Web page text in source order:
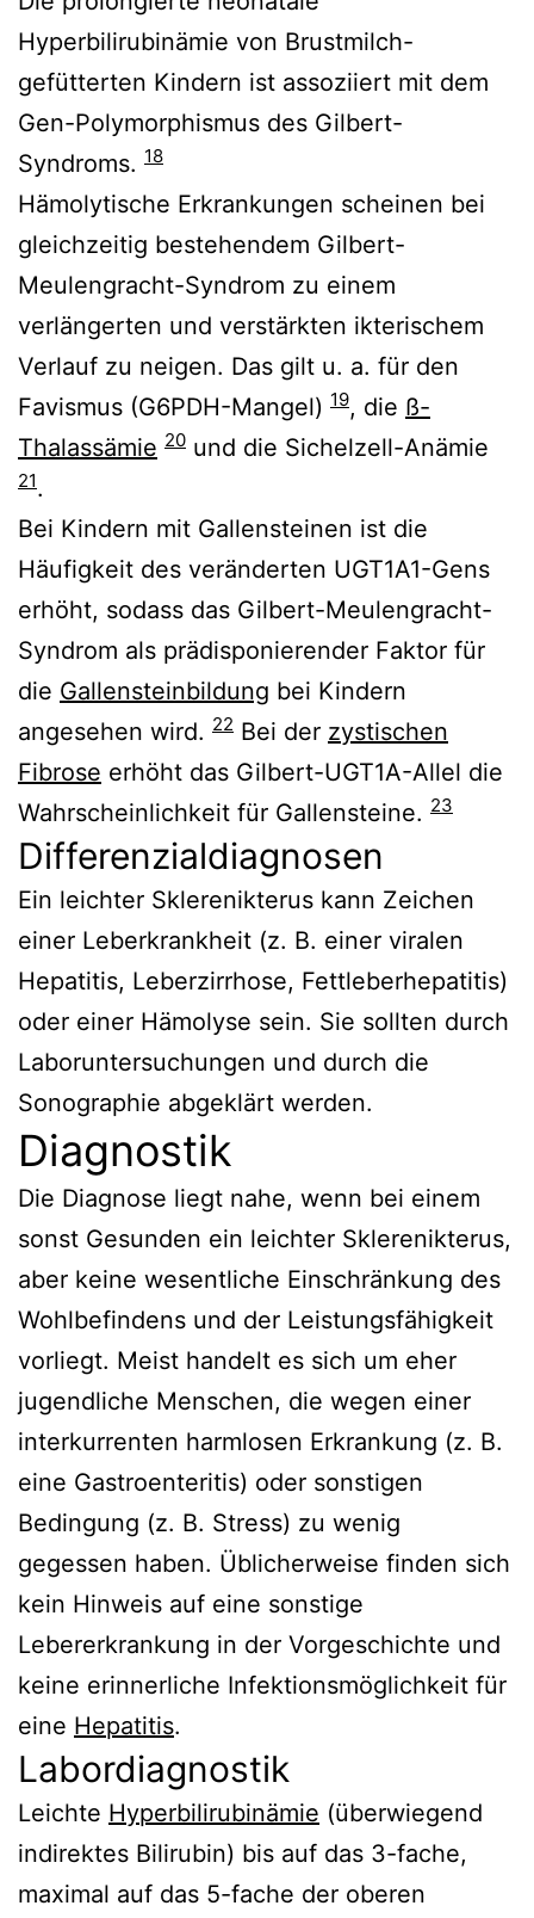
Hyperbilirubinämie von Brustmilch-
gefütterten Kindern ist assoziiert mit dem
Gen-Polymorphismus des Gilbert-
Syndroms. 18
Hämolytische Erkrankungen scheinen bei
gleichzeitig bestehendem Gilbert-
Meulengracht-Syndrom zu einem
verlängerten und verstärkten ikterischem
Verlauf zu neigen. Das gilt u. a. für den
Favismus (G6PDH-Mangel) 19, die ß-
Thalassämie 20 und die Sichelzell-Anämie
21.
Bei Kindern mit Gallensteinen ist die
Häufigkeit des veränderten UGT1A1-Gens
erhöht, sodass das Gilbert-Meulengracht-
Syndrom als prädisponierender Faktor für
die Gallensteinbildung bei Kindern
angesehen wird. 22 Bei der zystischen
Fibrose erhöht das Gilbert-UGT1A-Allel die
Wahrscheinlichkeit für Gallensteine. 23
Differenzialdiagnosen
Ein leichter Sklerenikterus kann Zeichen
einer Leberkrankheit (z. B. einer viralen
Hepatitis, Leberzirrhose, Fettleberhepatitis)
oder einer Hämolyse sein. Sie sollten durch
Laboruntersuchungen und durch die
Sonographie abgeklärt werden.
Diagnostik
Die Diagnose liegt nahe, wenn bei einem
sonst Gesunden ein leichter Sklerenikterus,
aber keine wesentliche Einschränkung des
Wohlbefindens und der Leistungsfähigkeit
vorliegt. Meist handelt es sich um eher
jugendliche Menschen, die wegen einer
interkurrenten harmlosen Erkrankung (z. B.
eine Gastroenteritis) oder sonstigen
Bedingung (z. B. Stress) zu wenig
gegessen haben. Üblicherweise finden sich
kein Hinweis auf eine sonstige
Lebererkrankung in der Vorgeschichte und
keine erinnerliche Infektionsmöglichkeit für
eine Hepatitis.
Labordiagnostik
Leichte Hyperbilirubinämie (überwiegend
indirektes Bilirubin) bis auf das 3-fache,
maximal auf das 5-fache der oberen